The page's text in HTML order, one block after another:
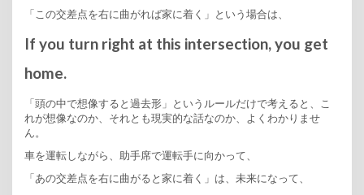
「この交差点を右に曲がれば家に着く」という場合は、
If you turn right at this intersection, you get
home.
「頭の中で想像すると過去形」というルールだけで考えると、こ
れが想像なのか、それとも現実的な話なのか、よくわかりませ
ん。
車を運転しながら、助手席で運転手に向かって、
「あの交差点を右に曲がると家に着く」は、未来になって、